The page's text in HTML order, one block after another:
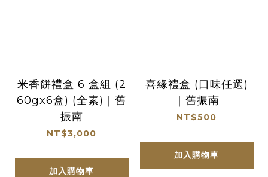
米香餅禮盒 6 盒組 (2
60gx6盒) (全素)｜舊
振南
NT$3,000
加入購物車
喜緣禮盒 (口味任選)
｜舊振南
NT$500
加入購物車